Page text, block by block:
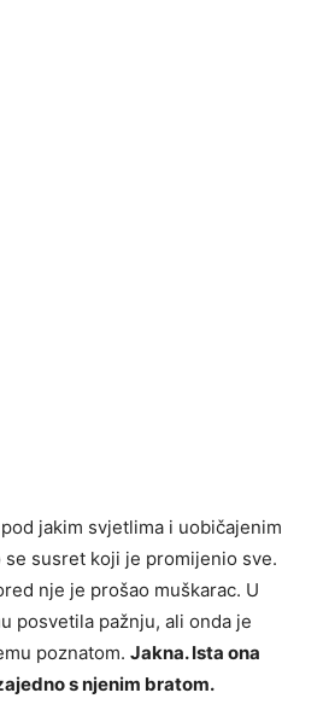
jakim svjetlima i uobičajenim
se susret koji je promijenio sve.
nje je prošao muškarac. U
posvetila pažnju, ali onda je
poznatom. Jakna. Ista ona
s njenim bratom.